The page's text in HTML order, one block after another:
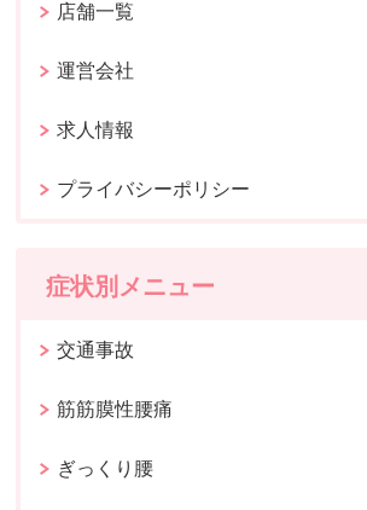
店舗一覧
運営会社
求人情報
プライバシーポリシー
症状別メニュー
交通事故
筋筋膜性腰痛
ぎっくり腰